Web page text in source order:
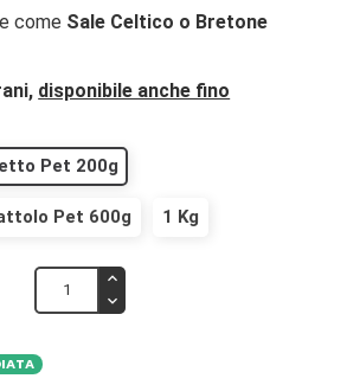
come Sale Celtico o Bretone
disponibile anche fino
Pet 200g
Pet 600g 1 Kg